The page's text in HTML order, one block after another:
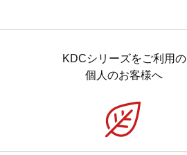
KDCシリーズをご利用の
個人のお客様へ